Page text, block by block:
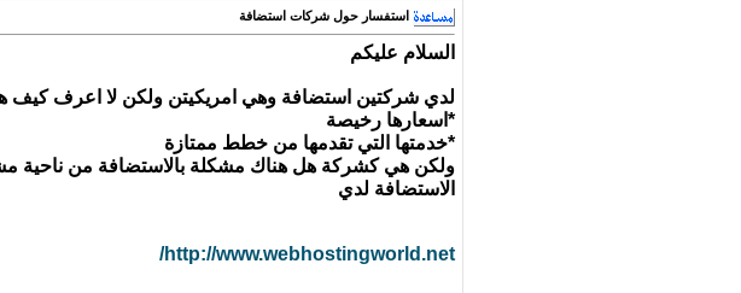
استفسار حول شركات استضافة
السلام عليكم
لدي شركتين استضافة وهي امريكيتن ولكن لا اعرف كيف
*اسعارها رخيصة
*خدمتها التي تقدمها من خطط ممتازة
ولكن هي كشركة هل هناك مشكلة بالاستضافة من ناحية
الاستضافة لدي
http://www.webhostingworld.net/